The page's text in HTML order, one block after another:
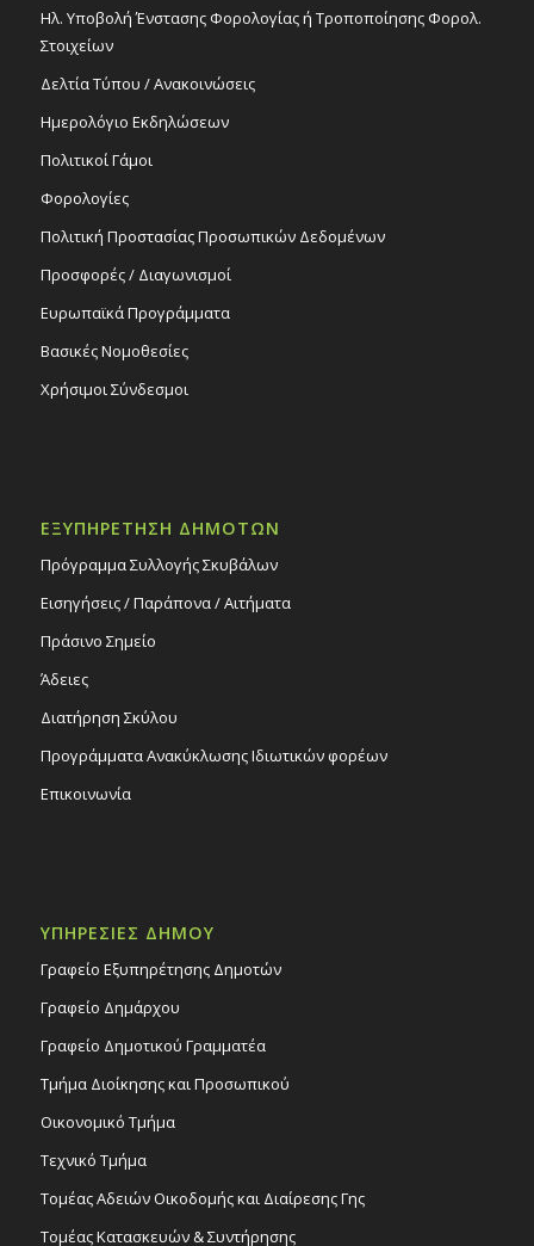
Ηλ. Υποβολή Ένστασης Φορολογίας ή Τροποποίησης Φορολ.
Στοιχείων
Δελτία Τύπου / Ανακοινώσεις
Ημερολόγιο Εκδηλώσεων
Πολιτικοί Γάμοι
Φορολογίες
Πολιτική Προστασίας Προσωπικών Δεδομένων
Προσφορές / Διαγωνισμοί
Ευρωπαϊκά Προγράμματα
Βασικές Νομοθεσίες
Χρήσιμοι Σύνδεσμοι
ΕΞΥΠΗΡΕΤΗΣΗ ΔΗΜΟΤΩΝ
Πρόγραμμα Συλλογής Σκυβάλων
Εισηγήσεις / Παράπονα / Αιτήματα
Πράσινο Σημείο
Άδειες
Διατήρηση Σκύλου
Προγράμματα Ανακύκλωσης Ιδιωτικών φορέων
Επικοινωνία
ΥΠΗΡΕΣΙΕΣ ΔΗΜΟΥ
Γραφείο Εξυπηρέτησης Δημοτών
Γραφείο Δημάρχου
Γραφείο Δημοτικού Γραμματέα
Τμήμα Διοίκησης και Προσωπικού
Οικονομικό Τμήμα
Τεχνικό Τμήμα
Τομέας Αδειών Οικοδομής και Διαίρεσης Γης
Τομέας Κατασκευών & Συντήρησης